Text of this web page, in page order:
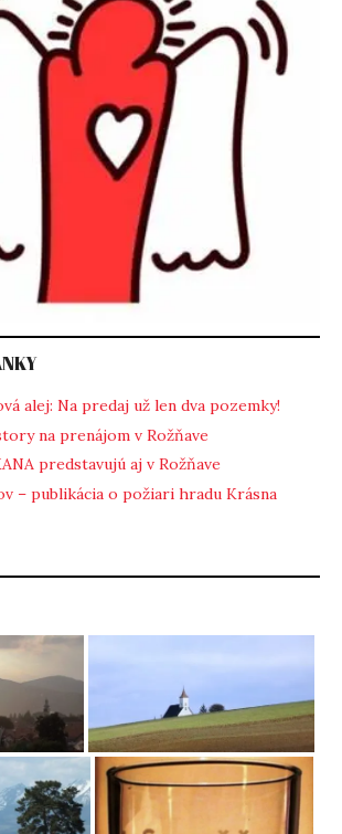
alej: Na predaj už len dva pozemky!
na prenájom v Rožňave
predstavujú aj v Rožňave
– publikácia o požiari hradu Krásna